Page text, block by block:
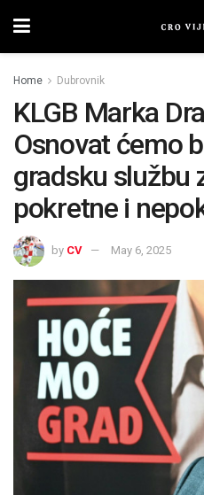
Home Dubrovnik
KLGB Marka
Osnovat ćemo
gradsku službu
pokretne i
by CV May 6, 2025